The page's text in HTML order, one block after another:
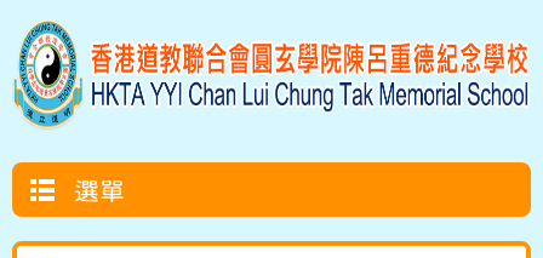
選單